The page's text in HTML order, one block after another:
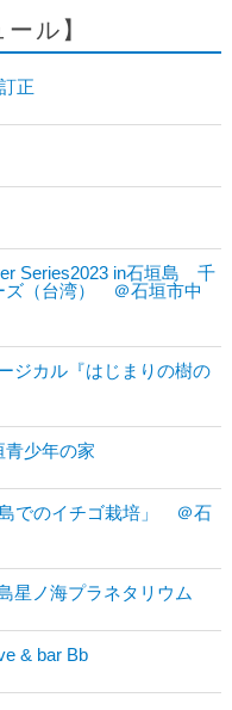
ル】
正
Series2023 in石垣島 千
ズ（台湾） ＠石垣市中
ジカル『はじまりの樹の
少年の家
でのイチゴ栽培」 ＠石
星ノ海プラネタリウム
& bar Bb